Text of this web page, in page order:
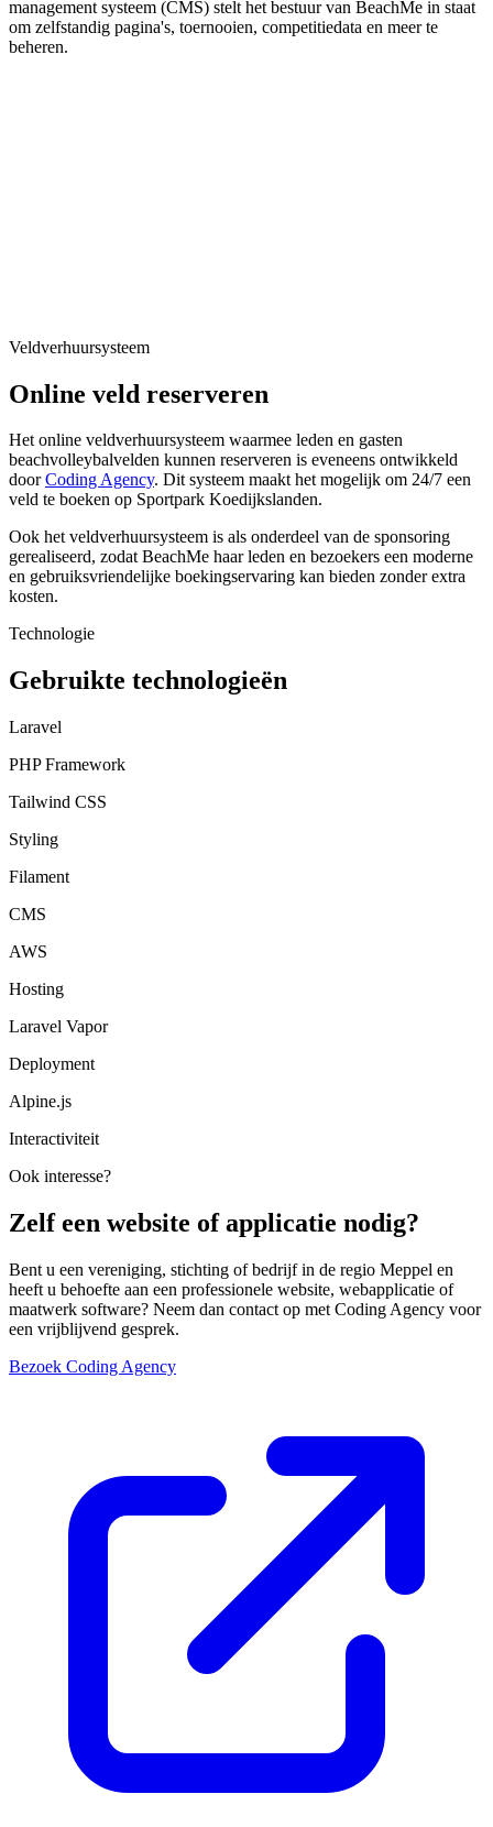
management systeem (CMS) stelt het bestuur van BeachMe in staat
om zelfstandig pagina's, toernooien, competitiedata en meer te
beheren.
Veldverhuursysteem
Online veld reserveren
Het online veldverhuursysteem waarmee leden en gasten
beachvolleybalvelden kunnen reserveren is eveneens ontwikkeld
doorCoding Agency. Dit systeem maakt het mogelijk om 24/7 een
veld te boeken op Sportpark Koedijkslanden.
Ook het veldverhuursysteem is als onderdeel van de sponsoring
gerealiseerd, zodat BeachMe haar leden en bezoekers een moderne
en gebruiksvriendelijke boekingservaring kan bieden zonder extra
kosten.
Technologie
Gebruikte technologieën
Laravel
PHP Framework
Tailwind CSS
Styling
Filament
CMS
AWS
Hosting
Laravel Vapor
Deployment
Alpine.js
Interactiviteit
Ook interesse?
Zelf een website of applicatie nodig?
Bent u een vereniging, stichting of bedrijf in de regio Meppel en
heeft u behoefte aan een professionele website, webapplicatie of
maatwerk software? Neem dan contact op met Coding Agency voor
een vrijblijvend gesprek.
Bezoek Coding Agency